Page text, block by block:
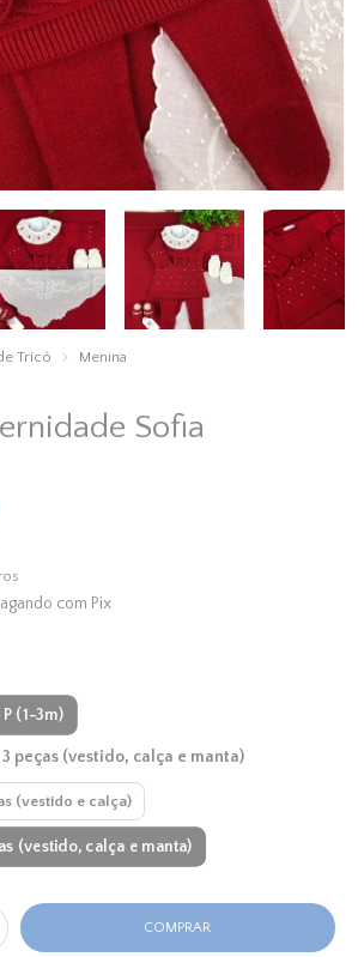
Tricô Menina
Sofia
com Pix
P (1-3m)
peças (vestido, calça e manta)
(vestido e calça)
(vestido, calça e manta)